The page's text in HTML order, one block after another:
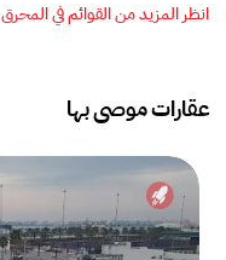
انظر المزيد من القوائم في المحرق
عقارات موصى بها